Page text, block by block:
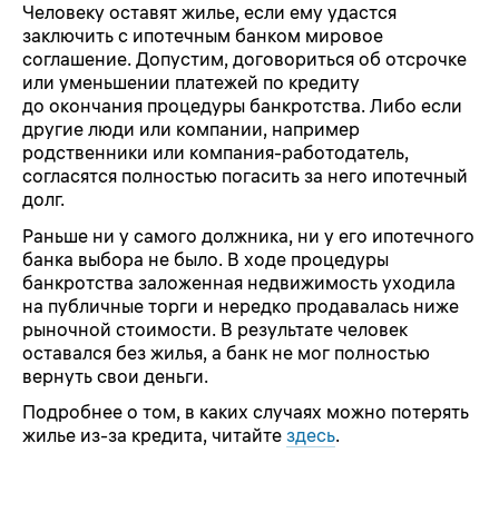
Человеку оставят жилье, если ему удастся
заключить с ипотечным банком мировое
соглашение. Допустим, договориться об отсрочке
или уменьшении платежей по кредиту
до окончания процедуры банкротства. Либо если
другие люди или компании, например
родственники или компания-работодатель,
согласятся полностью погасить за него ипотечный
долг.
Раньше ни у самого должника, ни у его ипотечного
банка выбора не было. В ходе процедуры
банкротства заложенная недвижимость уходила
на публичные торги и нередко продавалась ниже
рыночной стоимости. В результате человек
оставался без жилья, а банк не мог полностью
вернуть свои деньги.
Подробнее о том, в каких случаях можно потерять
жилье из-за кредита, читайте здесь.